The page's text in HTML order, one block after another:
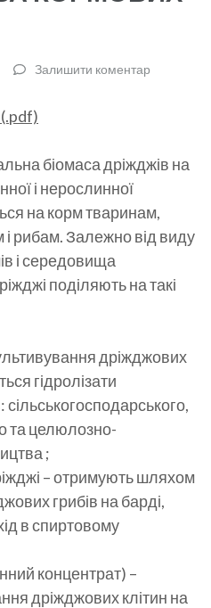
Залишити коментар
біомаса дріжджів на
і нерослинної
на корм тваринам,
і рибам. Залежно від виду
і середовища
поділяють на такі
дріжджових
гідролізати
сільськогосподарського,
та целюлозно-
;
– отримують шляхом
грибів на барді,
в спиртовому
концентрат) –
дріжджових клітин на